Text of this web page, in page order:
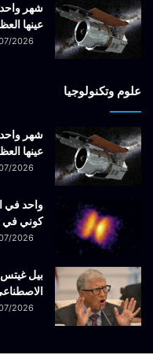
شهر
عينها
2026
علوم وتكنولوجيا
شهر
عينها
2026
واحد في
كوني في
2026
2026